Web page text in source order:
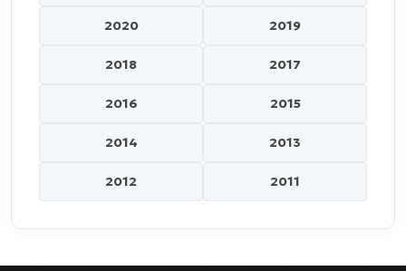
2020 2019
2018 2017
2016 2015
2014 2013
2012 2011